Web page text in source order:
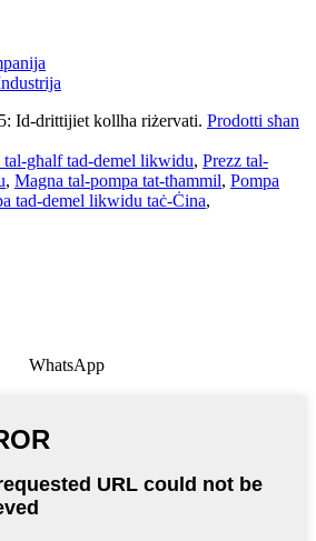
Id-drittijiet kollha riżervati. Prodotti sħan
tal-għalf tad-demel likwidu, Prezz tal-
, Magna tal-pompa tat-tħammil, Pompa
tad-demel likwidu taċ-Ċina,
WhatsApp